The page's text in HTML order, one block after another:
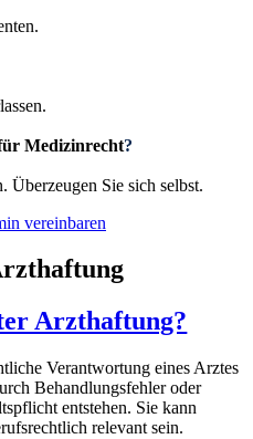
Medizinrecht?
Überzeugen Sie sich selbst.
vereinbaren
Arzthaftung?
Verantwortung eines Arztes
Behandlungsfehler oder
entstehen. Sie kann
relevant sein.